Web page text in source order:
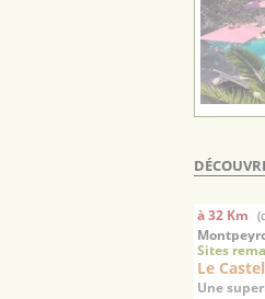
à 32 Km
Sites
Le
Une